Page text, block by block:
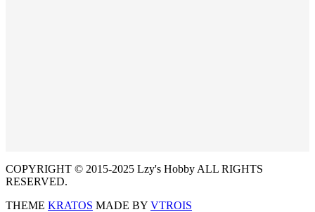
COPYRIGHT © 2015-2025 Lzy's Hobby ALL RIGHTS
RESERVED.
THEME KRATOS MADE BY VTROIS